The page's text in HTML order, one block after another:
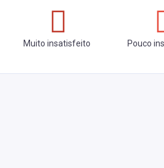
Muito insatisfeito Pouco